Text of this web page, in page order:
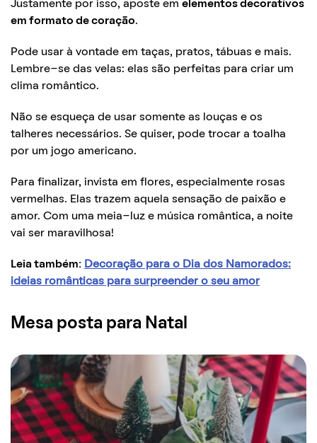
Justamente por isso, aposte em elementos decorativos
em formato de coração.
Pode usar à vontade em taças, pratos, tábuas e mais.
Lembre-se das velas: elas são perfeitas para criar um
clima romântico.
Não se esqueça de usar somente as louças e os
talheres necessários. Se quiser, pode trocar a toalha
por um jogo americano.
Para finalizar, invista em flores, especialmente rosas
vermelhas. Elas trazem aquela sensação de paixão e
amor. Com uma meia-luz e música romântica, a noite
vai ser maravilhosa!
Leia também: Decoração para o Dia dos Namorados:
ideias românticas para surpreender o seu amor
Mesa posta para Natal